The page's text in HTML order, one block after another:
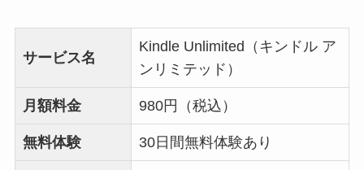
サービス名
Kindle Unlimited（キンドル ア
ンリミテッド）
月額料金 980円（税込）
無料体験 30日間無料体験あり